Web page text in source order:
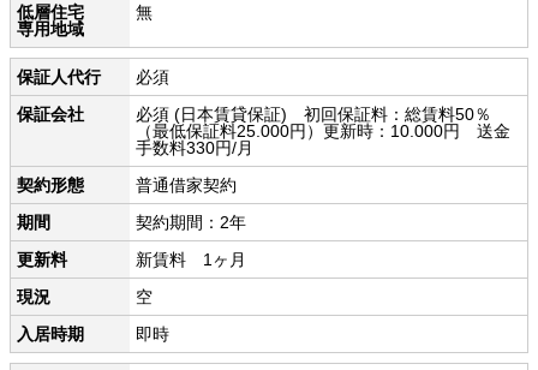
低層住宅
専用地域
無
保証人代行
必須
保証会社
必須 (日本賃貸保証) 初回保証料：総賃料50％
（最低保証料25.000円）更新時：10.000円 送金
手数料330円/月
契約形態
普通借家契約
期間
契約期間：2年
更新料
新賃料 1ヶ月
現況
空
入居時期
即時